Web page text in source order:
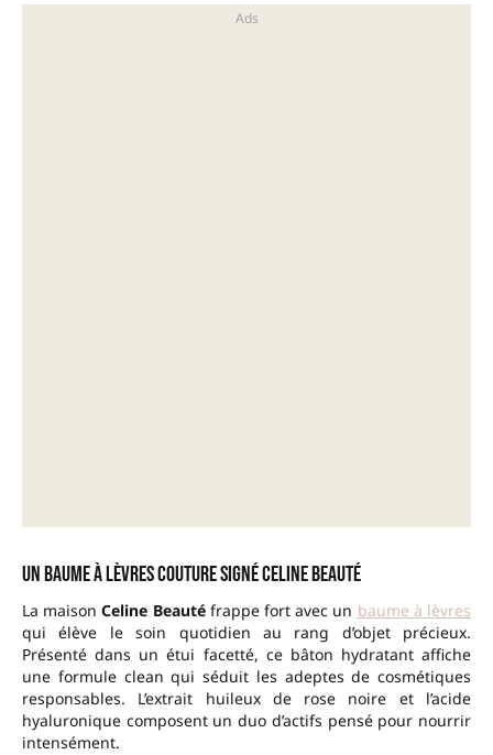
Un baume à lèvres couture signé Celine Beauté
La maisonCeline Beautéfrappe fort avec un baume à lèvres
qui élève le soin quotidien au rang d’objet précieux.
Présenté dans un étui facetté, ce bâton hydratant affiche
une formule clean qui séduit les adeptes de cosmétiques
responsables. L’extrait huileux de rose noire et l’acide
hyaluronique composent un duo d’actifs pensé pour nourrir
intensément.